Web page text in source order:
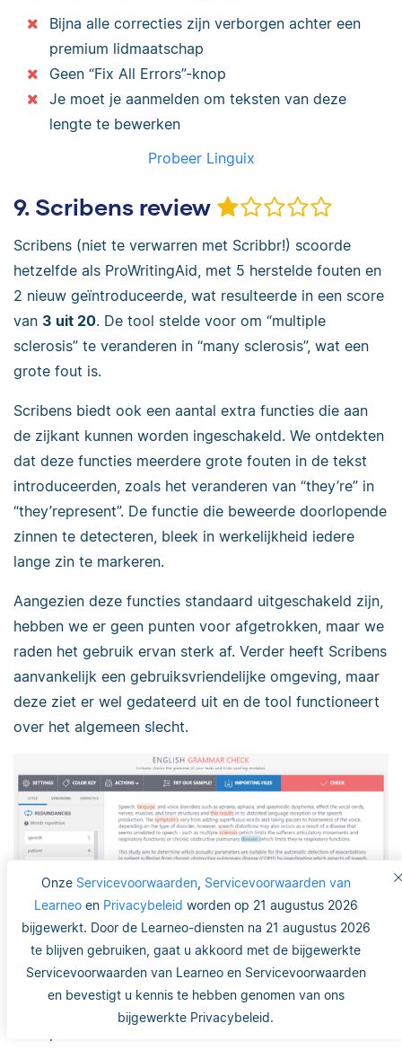
Onze Servicevoorwaarden, Servicevoorwaarden van
Learneoen Privacybeleid worden op 21 augustus 2026
bijgewerkt. Door de Learneo-diensten na 21 augustus 2026
te blijven gebruiken, gaat u akkoord met de bijgewerkte
Servicevoorwaarden van Learneo en Servicevoorwaarden
en bevestigt u kennis te hebben genomen van ons
bijgewerkte Privacybeleid.
Bijna alle correcties zijn verborgen achter een
premium lidmaatschap
Geen “Fix All Errors”-knop
Je moet je aanmelden om teksten van deze
lengte te bewerken
Probeer Linguix
9. Scribens review
Scribens (niet te verwarren met Scribbr!) scoorde
hetzelfde als ProWritingAid, met 5 herstelde fouten en
2 nieuw geïntroduceerde, wat resulteerde in een score
van 3 uit 20. De tool stelde voor om “multiple
sclerosis” te veranderen in “many sclerosis”, wat een
grote fout is.
Scribens biedt ook een aantal extra functies die aan
de zijkant kunnen worden ingeschakeld. We ontdekten
dat deze functies meerdere grote fouten in de tekst
introduceerden, zoals het veranderen van “they’re” in
“they’represent”. De functie die beweerde doorlopende
zinnen te detecteren, bleek in werkelijkheid iedere
lange zin te markeren.
Aangezien deze functies standaard uitgeschakeld zijn,
hebben we er geen punten voor afgetrokken, maar we
raden het gebruik ervan sterk af. Verder heeft Scribens
aanvankelijk een gebruiksvriendelijke omgeving, maar
deze ziet er wel gedateerd uit en de tool functioneert
over het algemeen slecht.
Kwaliteit van grammaticacontrole
Slechts 5 van de 20 fouten hersteld…
… en 2 nieuwe fouten geïntroduceerd in het